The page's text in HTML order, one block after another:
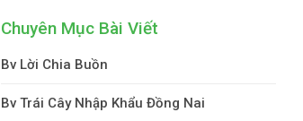
Chuyên Mục Bài Viết
Bv Lời Chia Buồn
Bv Trái Cây Nhập Khẩu Đồng Nai